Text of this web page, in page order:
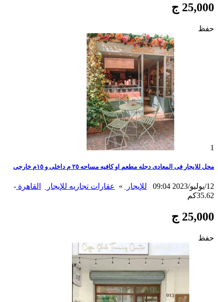
25,000 ج
حفظ
1
محل للايجار فى المعادى دجله مطعم او كافيه مساحه ٢٥ م داخلى و ١٥م خارجى
12/يوليو/2023 09:04 للإيجار » عقارات تجاريه للإيجار القاهرة -
35.62كم
25,000 ج
حفظ